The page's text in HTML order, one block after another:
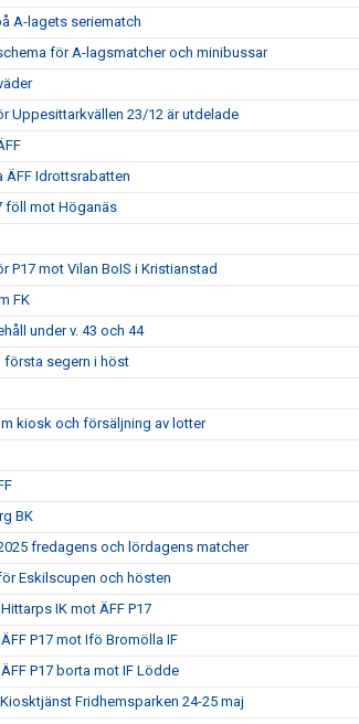
A-lagets seriematch
för A-lagsmatcher och minibussar
Uppesittarkvällen 23/12 är utdelade
ÄFF Idrottsrabatten
föll mot Höganäs
P17 mot Vilan BoIS i Kristianstad
FK
under v. 43 och 44
första segern i höst
kiosk och försäljning av lotter
BK
fredagens och lördagens matcher
Eskilscupen och hösten
IK mot ÄFF P17
P17 mot Ifö Bromölla IF
P17 borta mot IF Lödde
Fridhemsparken 24-25 maj